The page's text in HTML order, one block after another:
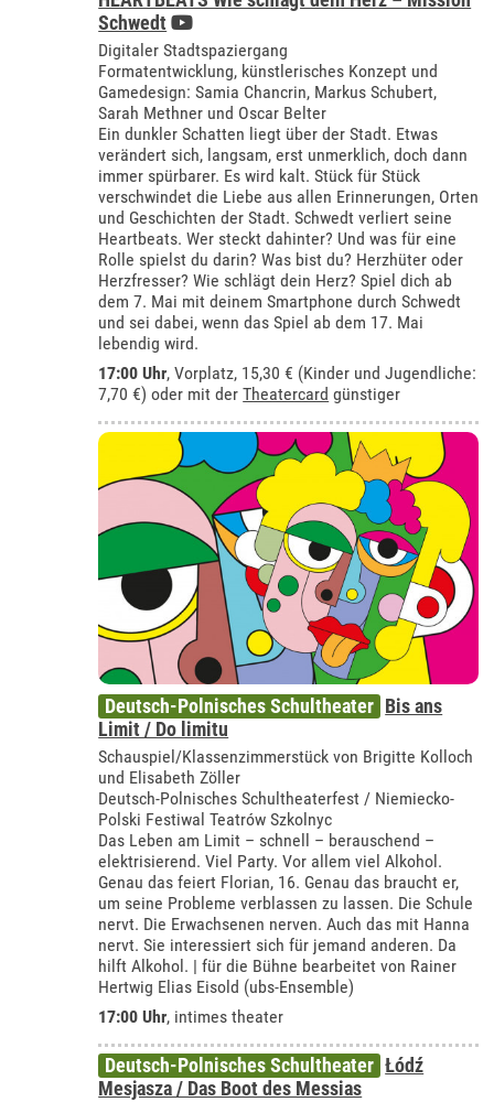
Schwedt
Digitaler Stadtspaziergang
Formatentwicklung, künstlerisches Konzept und
Gamedesign: Samia Chancrin, Markus Schubert,
Sarah Methner und Oscar Belter
Ein dunkler Schatten liegt über der Stadt. Etwas
verändert sich, langsam, erst unmerklich, doch dann
immer spürbarer. Es wird kalt. Stück für Stück
verschwindet die Liebe aus allen Erinnerungen, Orten
und Geschichten der Stadt. Schwedt verliert seine
Heartbeats. Wer steckt dahinter? Und was für eine
Rolle spielst du darin? Was bist du? Herzhüter oder
Herzfresser? Wie schlägt dein Herz? Spiel dich ab
dem 7. Mai mit deinem Smartphone durch Schwedt
und sei dabei, wenn das Spiel ab dem 17. Mai
lebendig wird.
17:00 Uhr, Vorplatz, 15,30 € (Kinder und Jugendliche:
7,70 €) oder mit derTheatercard günstiger
Deutsch-Polnisches Schultheater Bis ans
Limit / Do limitu
Schauspiel/Klassenzimmerstück von Brigitte Kolloch
und Elisabeth Zöller
Deutsch-Polnisches Schultheaterfest / Niemiecko-
Polski Festiwal Teatrów Szkolnyc
Das Leben am Limit – schnell – berauschend –
elektrisierend. Viel Party. Vor allem viel Alkohol.
Genau das feiert Florian, 16. Genau das braucht er,
um seine Probleme verblassen zu lassen. Die Schule
nervt. Die Erwachsenen nerven. Auch das mit Hanna
nervt. Sie interessiert sich für jemand anderen. Da
hilft Alkohol. | für die Bühne bearbeitet von Rainer
Hertwig Elias Eisold (ubs-Ensemble)
17:00 Uhr, intimes theater
Deutsch-Polnisches Schultheater Łódź
Mesjasza / Das Boot des Messias